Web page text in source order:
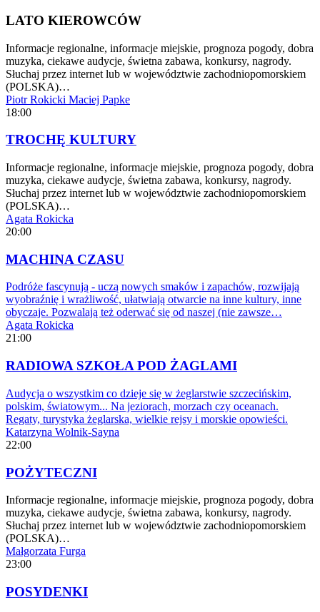
LATO KIEROWCÓW
Informacje regionalne, informacje miejskie, prognoza pogody, dobra
muzyka, ciekawe audycje, świetna zabawa, konkursy, nagrody.
Słuchaj przez internet lub w województwie zachodniopomorskiem
(POLSKA)…
Piotr Rokicki Maciej Papke
18:00
TROCHĘ KULTURY
Informacje regionalne, informacje miejskie, prognoza pogody, dobra
muzyka, ciekawe audycje, świetna zabawa, konkursy, nagrody.
Słuchaj przez internet lub w województwie zachodniopomorskiem
(POLSKA)…
Agata Rokicka
20:00
MACHINA CZASU
Podróże fascynują - uczą nowych smaków i zapachów, rozwijają
wyobraźnię i wrażliwość, ułatwiają otwarcie na inne kultury, inne
obyczaje. Pozwalają też oderwać się od naszej (nie zawsze…
Agata Rokicka
21:00
RADIOWA SZKOŁA POD ŻAGLAMI
Audycja o wszystkim co dzieje się w żeglarstwie szczecińskim,
polskim, światowym... Na jeziorach, morzach czy oceanach.
Regaty, turystyka żeglarska, wielkie rejsy i morskie opowieści.
Katarzyna Wolnik-Sayna
22:00
POŻYTECZNI
Informacje regionalne, informacje miejskie, prognoza pogody, dobra
muzyka, ciekawe audycje, świetna zabawa, konkursy, nagrody.
Słuchaj przez internet lub w województwie zachodniopomorskiem
(POLSKA)…
Małgorzata Furga
23:00
POSYDENKI